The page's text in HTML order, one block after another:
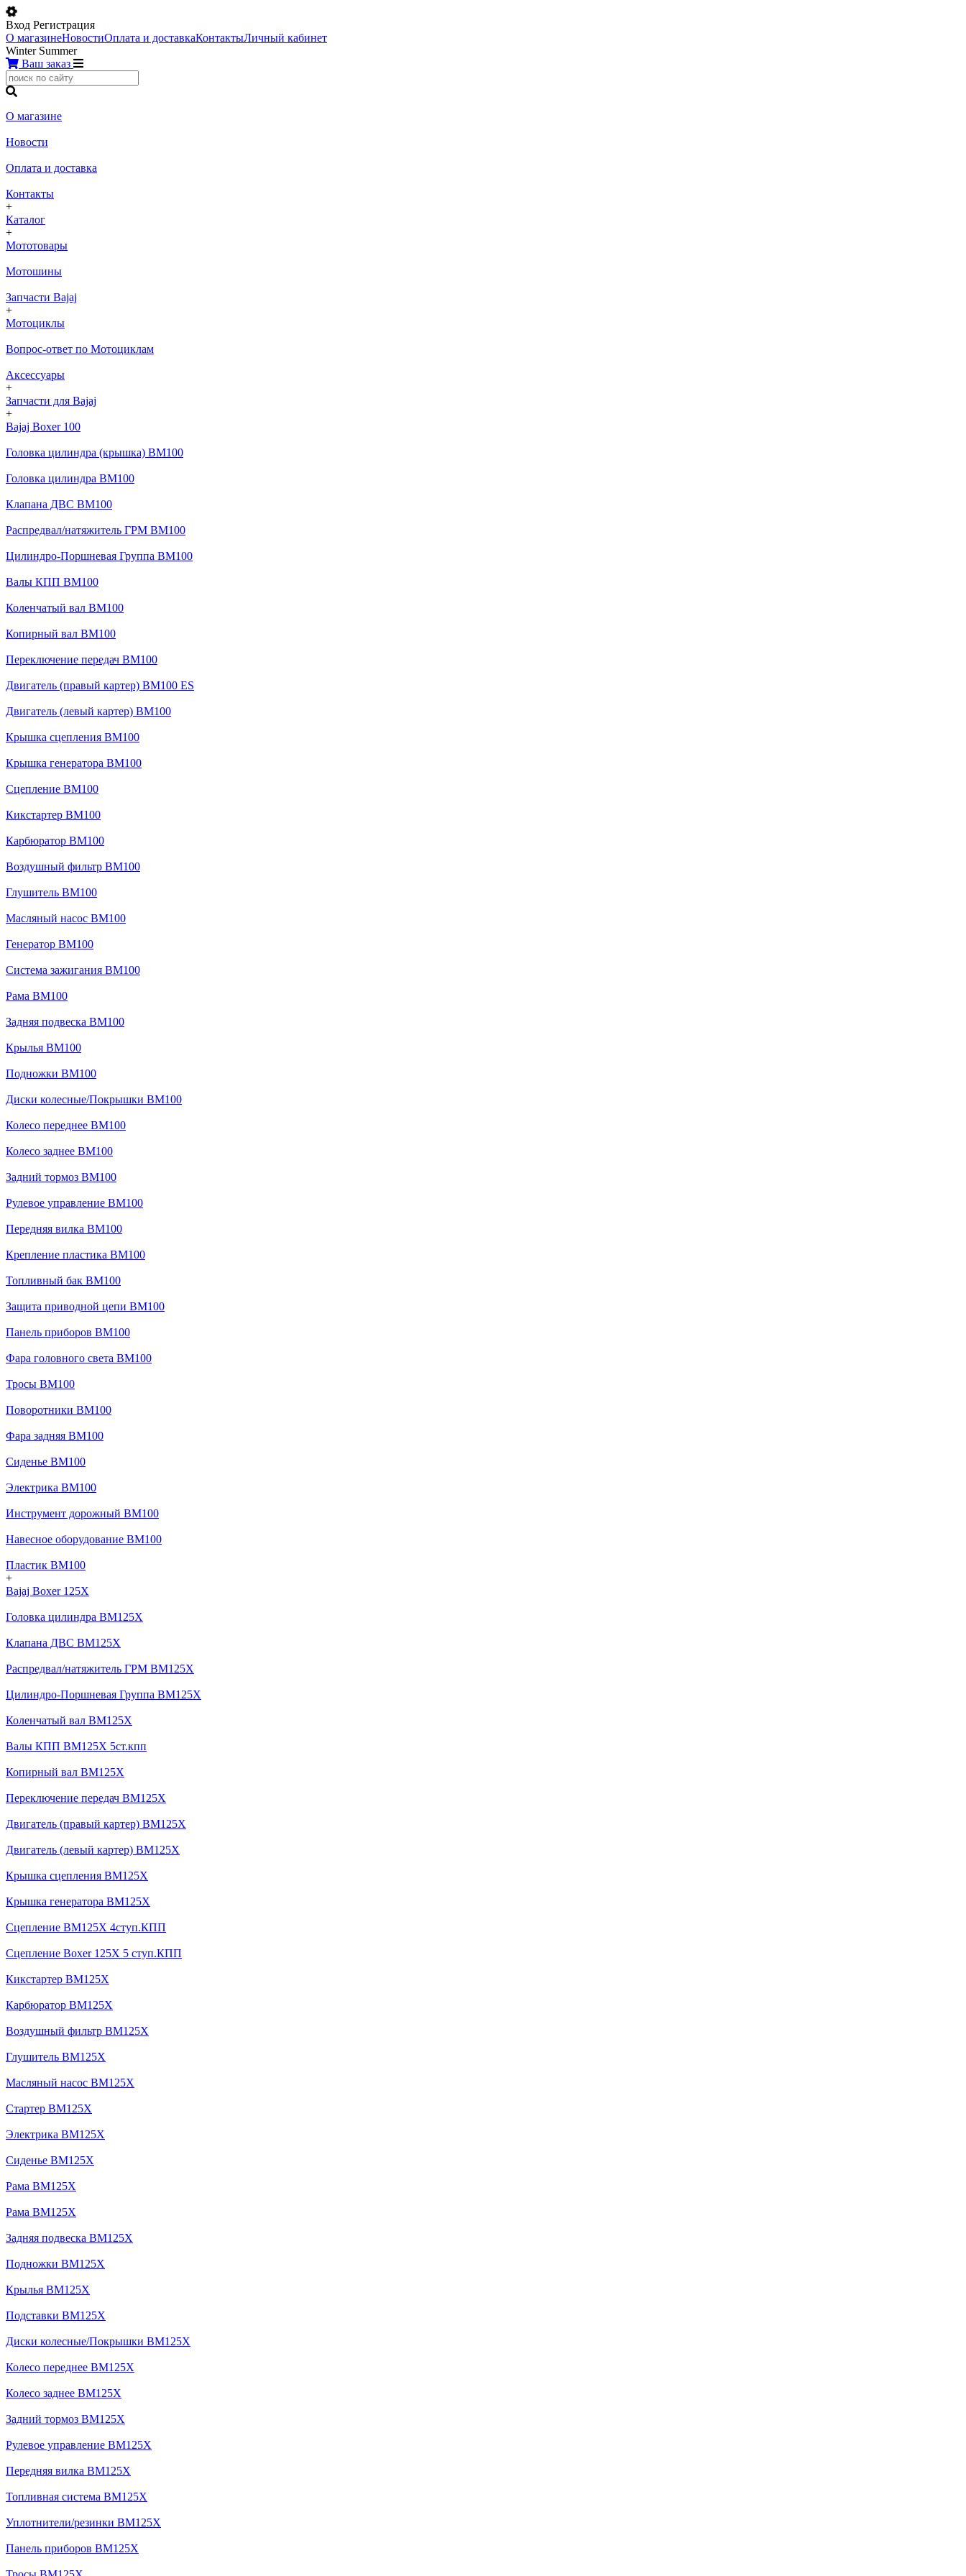
Вход Регистрация
О магазинеНовостиОплата и доставкаКонтактыЛичный кабинет
Winter Summer
Ваш заказ
О магазине
Новости
Оплата и доставка
Контакты
+
Каталог
+
Мототовары
Мотошины
Запчасти Bajaj
+
Мотоциклы
Вопрос-ответ по Мотоциклам
Аксессуары
+
Запчасти для Bajaj
+
Bajaj Boxer 100
Головка цилиндра (крышка) BM100
Головка цилиндра BM100
Клапана ДВС BM100
Распредвал/натяжитель ГРМ BM100
Цилиндро-Поршневая Группа BM100
Валы КПП BM100
Коленчатый вал BM100
Копирный вал BM100
Переключение передач BM100
Двигатель (правый картер) BM100 ES
Двигатель (левый картер) BM100
Крышка сцепления BM100
Крышка генератора BM100
Сцепление BM100
Кикстартер BM100
Карбюратор BM100
Воздушный фильтр BM100
Глушитель BM100
Масляный насос BM100
Генератор BM100
Система зажигания BM100
Рама BM100
Задняя подвеска BM100
Крылья BM100
Подножки BM100
Диски колесные/Покрышки BM100
Колесо переднее BM100
Колесо заднее BM100
Задний тормоз BM100
Рулевое управление BM100
Передняя вилка BM100
Крепление пластика BM100
Топливный бак BM100
Защита приводной цепи BM100
Панель приборов BM100
Фара головного света BM100
Тросы BM100
Поворотники BM100
Фара задняя BM100
Сиденье BM100
Электрика BM100
Инструмент дорожный BM100
Навесное оборудование BM100
Пластик BM100
+
Bajaj Boxer 125X
Головка цилиндра BM125X
Клапана ДВС BM125X
Распредвал/натяжитель ГРМ BM125X
Цилиндро-Поршневая Группа BM125X
Коленчатый вал BM125X
Валы КПП BM125X 5ст.кпп
Копирный вал BM125X
Переключение передач BM125X
Двигатель (правый картер) BM125X
Двигатель (левый картер) BM125X
Крышка сцепления BM125X
Крышка генератора BM125X
Сцепление BM125X 4ступ.КПП
Сцепление Boxer 125X 5 ступ.КПП
Кикстартер BM125X
Карбюратор BM125X
Воздушный фильтр BM125X
Глушитель BM125X
Масляный насос BM125X
Стартер BM125X
Электрика BM125X
Сиденье BM125X
Рама BM125X
Рама BM125X
Задняя подвеска BM125X
Подножки BM125X
Крылья BM125X
Подставки BM125X
Диски колесные/Покрышки BM125X
Колесо переднее BM125X
Колесо заднее BM125X
Задний тормоз BM125X
Рулевое управление BM125X
Передняя вилка BM125X
Топливная система BM125X
Уплотнители/резинки BM125X
Панель приборов BM125X